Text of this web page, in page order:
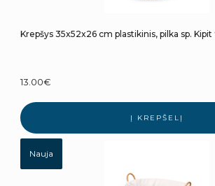
Krepšys 35x52x26 cm plastikinis, pilka sp. Kipit
13.00€
Į KREPŠELĮ
Nauja